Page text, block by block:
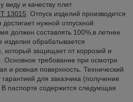
и качеству плит
13015. Отпуск изделий производится
достигает нужной отпускной
должен составлять 100%,в летнее
обрабатывается
который защищает от коррозий и
Основное требование при осмотре
и ровная поверхность. Технический
для заказчика (получение
В паспорте содержится следующая